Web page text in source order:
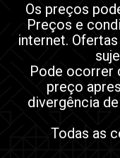
Os preços
Preços e
internet.
Pode ocorrer
preço
divergência
Todas as